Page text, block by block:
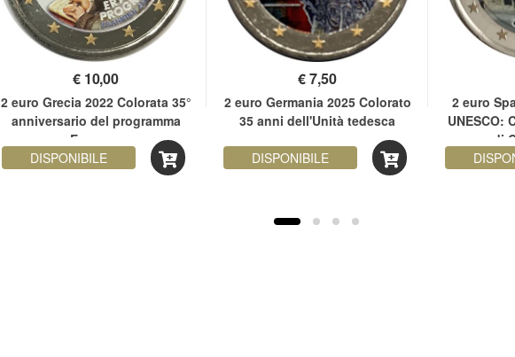
€ 10,00
2 euro Grecia 2022 Colorata 35°
anniversario del programma
Erasmus
DISPONIBILE
€7,50
2 euro Germania 2025 Colorato
35 anni dell'Unità tedesca
DISPONIBILE
2 euro
UNESCO:
di